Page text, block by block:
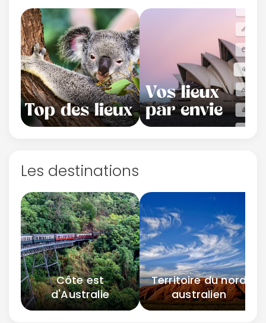
Les destinations
Côte est
d'Australie
Territoire du nord
australien